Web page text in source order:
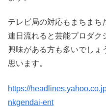
テレビ局の対応もまちまち
連日流れると芸能プロダク
興味がある方も多いでしょ
思います。
https://
nkgendai-ent